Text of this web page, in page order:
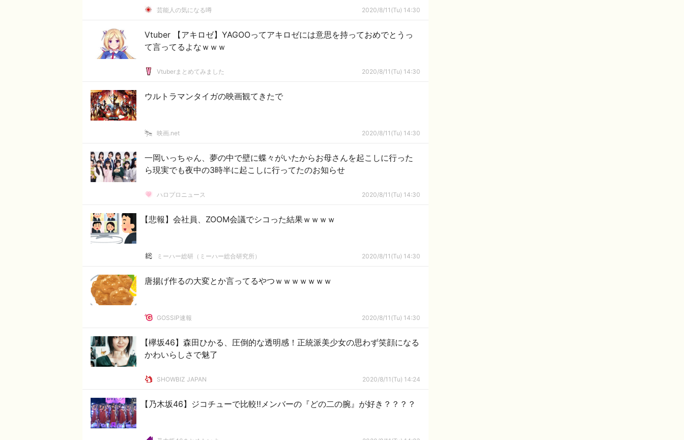
芸能人の気になる噂 2020/8/11(Tu) 14:30
Vtuber 【アキロゼ】YAGOOってアキロゼには意思を持っておめでとうっ
て言ってるよなｗｗｗ
Vtuberまとめてみました 2020/8/11(Tu) 14:30
ウルトラマンタイガの映画観てきたで
映画.net 2020/8/11(Tu) 14:30
一岡いっちゃん、夢の中で壁に蝶々がいたからお母さんを起こしに行った
ら現実でも夜中の3時半に起こしに行ってたのお知らせ
ハロプロニュース 2020/8/11(Tu) 14:30
【悲報】会社員、ZOOM会議でシコった結果ｗｗｗｗ
ミーハー総研（ミーハー総合研究所） 2020/8/11(Tu) 14:30
唐揚げ作るの大変とか言ってるやつｗｗｗｗｗｗｗ
GOSSIP速報 2020/8/11(Tu) 14:30
【欅坂46】森田ひかる、圧倒的な透明感！正統派美少女の思わず笑顔になる
かわいらしさで魅了
SHOWBIZ JAPAN 2020/8/11(Tu) 14:24
【乃木坂46】ジコチューで比較‼メンバーの『どの二の腕』が好き？？？？